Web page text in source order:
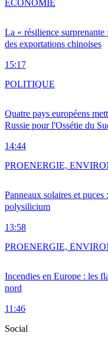
La « résilience
des exportations chinoises
15:17
ÉCONOMIE
Quatre pays européens
Russie pour l'Ossétie du
14:44
POLITIQUE
Panneaux solaires et
polysilicium
13:58
PROENERGIE,
Incendies en Europe : les
nord
11:46
PROENERGIE,
Social